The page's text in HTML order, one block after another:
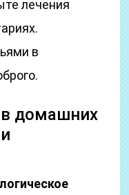
лечения
в
домашних